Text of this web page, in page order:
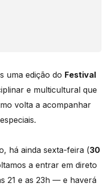
uma edição do Festival
e multicultural que
volta a acompanhar
há ainda sexta-feira (30
a entrar em direto
21 e as 23h — e haverá